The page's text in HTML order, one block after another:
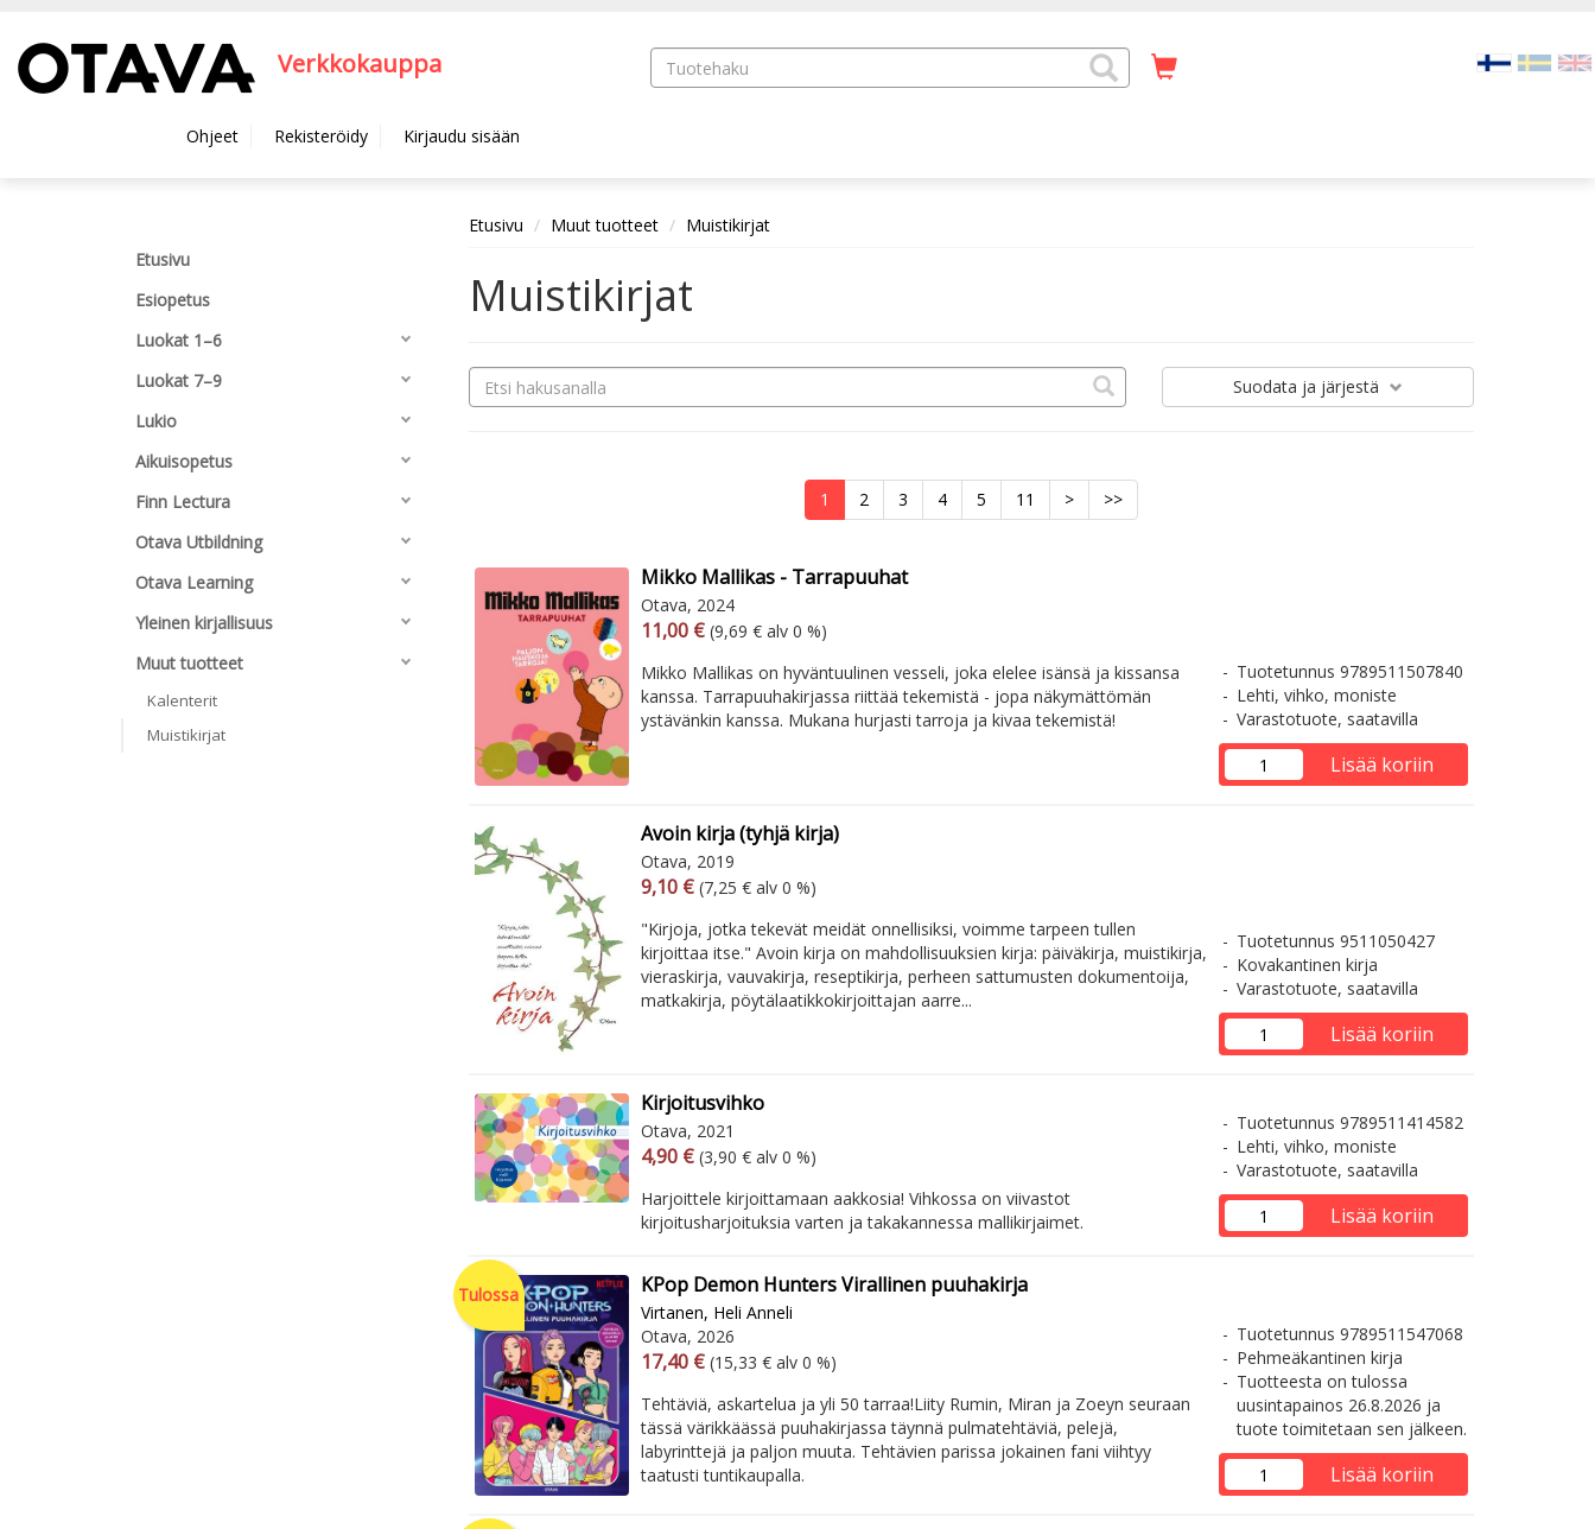
Verkkokauppa
Ohjeet Rekisteröidy Kirjaudu sisään
Etusivu
Esiopetus
Luokat 1–6
Luokat 7–9
Lukio
Aikuisopetus
Finn Lectura
Otava Utbildning
Otava Learning
Yleinen kirjallisuus
Muut tuotteet
Kalenterit
Muistikirjat
Etusivu Muut tuotteet Muistikirjat
Muistikirjat
Suodata ja järjestä
1 2 3 4 5 11 > >>
Mikko Mallikas - Tarrapuuhat
Otava, 2024
Arvonlisäverollinen hinta
11,00 € Arvonlisäveroton hinta
(9,69 € alv 0 %)
Mikko Mallikas on hyväntuulinen vesseli, joka elelee isänsä ja kissansa
kanssa. Tarrapuuhakirjassa riittää tekemistä - jopa näkymättömän
ystävänkin kanssa. Mukana hurjasti tarroja ja kivaa tekemistä!
Tuotetunnus 9789511507840
Lehti, vihko, moniste
Varastotuote, saatavilla
Lisää koriin
Avoin kirja (tyhjä kirja)
Otava, 2019
Arvonlisäverollinen hinta
9,10 € Arvonlisäveroton hinta
(7,25 € alv 0 %)
"Kirjoja, jotka tekevät meidät onnellisiksi, voimme tarpeen tullen
kirjoittaa itse." Avoin kirja on mahdollisuuksien kirja: päiväkirja, muistikirja,
vieraskirja, vauvakirja, reseptikirja, perheen sattumusten dokumentoija,
matkakirja, pöytälaatikkokirjoittajan aarre...
Tuotetunnus 9511050427
Kovakantinen kirja
Varastotuote, saatavilla
Lisää koriin
Kirjoitusvihko
Otava, 2021
Arvonlisäverollinen hinta
4,90 € Arvonlisäveroton hinta
(3,90 € alv 0 %)
Harjoittele kirjoittamaan aakkosia! Vihkossa on viivastot
kirjoitusharjoituksia varten ja takakannessa mallikirjaimet.
Tuotetunnus 9789511414582
Lehti, vihko, moniste
Varastotuote, saatavilla
Lisää koriin
Tulossa KPop Demon Hunters Virallinen puuhakirja
Virtanen, Heli Anneli
Otava, 2026
Arvonlisäverollinen hinta
17,40 € Arvonlisäveroton hinta
(15,33 € alv 0 %)
Tehtäviä, askartelua ja yli 50 tarraa!​ Liity Rumin, Miran ja Zoeyn seuraan
tässä värikkäässä puuhakirjassa täynnä pulmatehtäviä, pelejä,
labyrinttejä ja paljon muuta. Tehtävien parissa jokainen fani viihtyy
taatusti tuntikaupalla.​ ​
Tuotetunnus 9789511547068
Pehmeäkantinen kirja
Tuotteesta on tulossa
uusintapainos 26.8.2026 ja
tuote toimitetaan sen jälkeen.
Lisää koriin